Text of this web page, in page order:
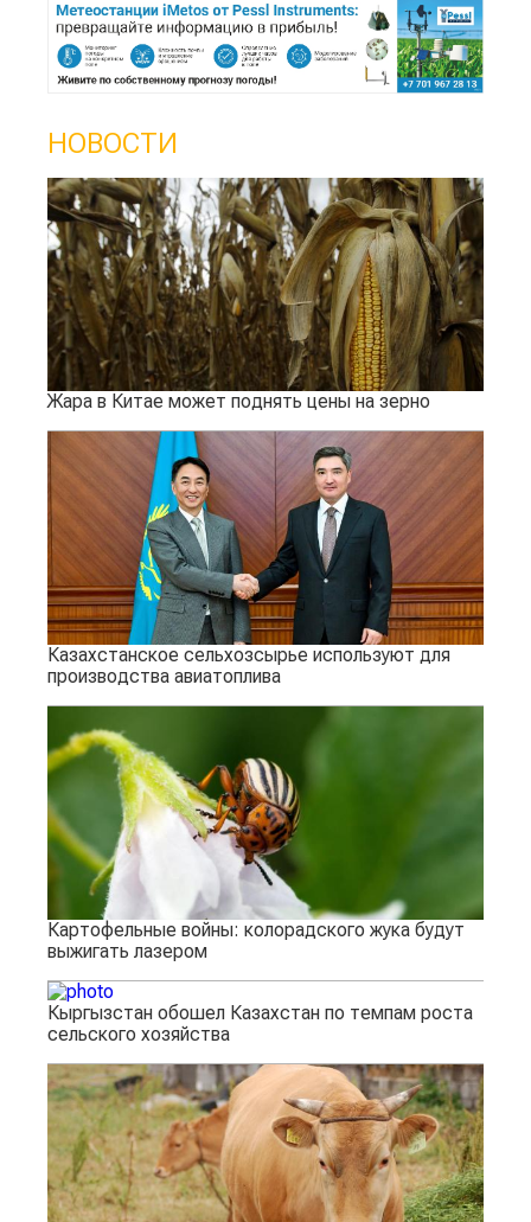
НОВОСТИ
Жара в Китае может поднять цены на зерно
Казахстанское сельхозсырье используют для
производства авиатоплива
Картофельные войны: колорадского жука будут
выжигать лазером
Кыргызстан обошел Казахстан по темпам роста
сельского хозяйства